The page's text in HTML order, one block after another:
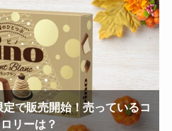
で販売開始！売っているコ
リーは？